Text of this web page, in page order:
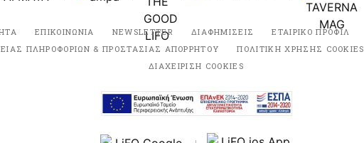
ΕΠΙΚΟΙΝΩΝΙΑ NEWSLETTER ΔΙΑΦΗΜΙΣΕΙΣ ΕΤΑΙΡΙΚΟ ΠΡΟΦΙΛ
ΠΛΗΡΟΦΟΡΙΩΝ & ΠΡΟΣΤΑΣΙΑΣ ΑΠΟΡΡΗΤΟΥ
ΠΟΛΙΤΙΚΗ ΧΡΗΣΗΣ COOKIES
ΔΙΑΧΕΙΡΙΣΗ COOKIES